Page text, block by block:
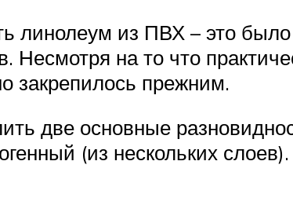
линолеум из ПВХ – это было
Несмотря на то что
закрепилось прежним.
две основные
(из нескольких слоев).